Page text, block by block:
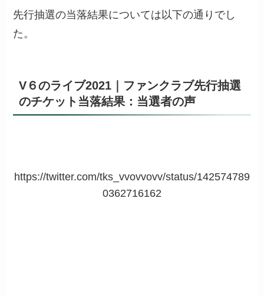
先行抽選の当落結果については以下の通りでし
た。
V６のライブ2021｜ファンクラブ先行抽選
のチケット当落結果：当選者の声
https://twitter.com/tks_vvovvovv/status/142574789
0362716162